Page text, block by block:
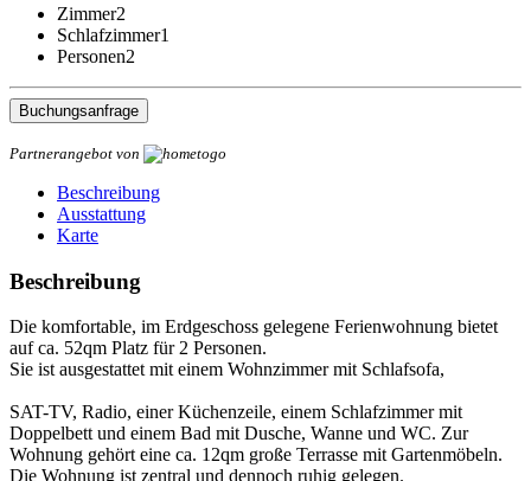
Zimmer2
Schlafzimmer1
Personen2
Buchungsanfrage
Partnerangebot von
Beschreibung
Ausstattung
Karte
Beschreibung
Die komfortable, im Erdgeschoss gelegene Ferienwohnung bietet
auf ca. 52qm Platz für 2 Personen.
Sie ist ausgestattet mit einem Wohnzimmer mit Schlafsofa,
SAT-TV, Radio, einer Küchenzeile, einem Schlafzimmer mit
Doppelbett und einem Bad mit Dusche, Wanne und WC. Zur
Wohnung gehört eine ca. 12qm große Terrasse mit Gartenmöbeln.
Die Wohnung ist zentral und dennoch ruhig gelegen.